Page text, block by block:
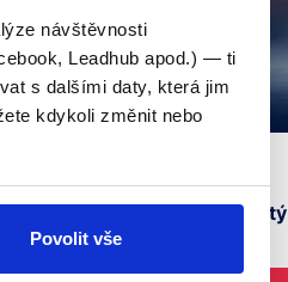
návštěvnosti
Leadhub apod.) — ti
s dalšími daty, která jim
kdykoli změnit nebo
Povolit vše
Přítomný čas prostý
vs přítomný čas průběhový